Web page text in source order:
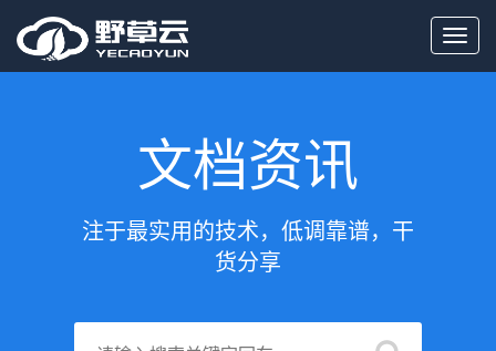
文档资讯
注于最实用的技术，低调靠谱，干
货分享